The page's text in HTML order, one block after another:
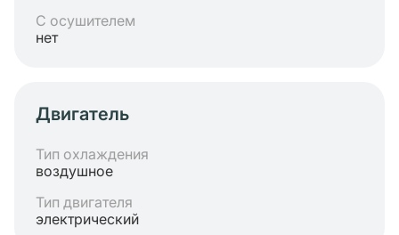
С осушителем
нет
Двигатель
Тип охлаждения
воздушное
Тип двигателя
электрический